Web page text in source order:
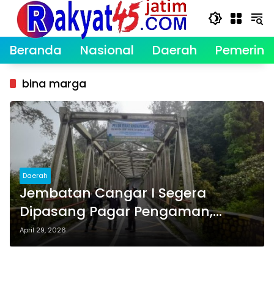
Langsung
konten
Beranda Nasional Daerah
bina marga
Daerah
Jembatan Cangar I Segera
Dipasang Pagar Pengaman,
Cegah Insiden Berulang
April 29, 2026